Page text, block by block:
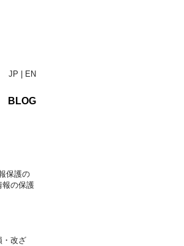
JP | EN
BLOG
保護の
報の保護
・改ざ